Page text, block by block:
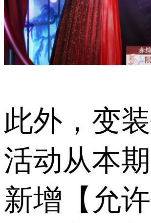
此外，变
活动从本
新增【允